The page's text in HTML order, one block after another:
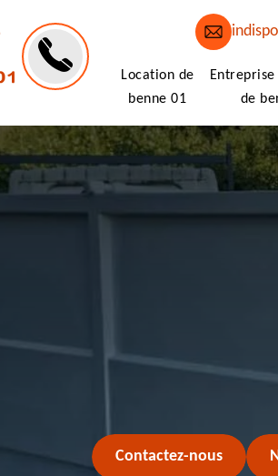
Location de
benne 01
de
Contactez-nous